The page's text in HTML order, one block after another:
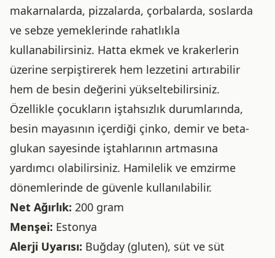
makarnalarda, pizzalarda, çorbalarda, soslarda
ve sebze yemeklerinde rahatlıkla
kullanabilirsiniz. Hatta ekmek ve krakerlerin
üzerine serpiştirerek hem lezzetini artırabilir
hem de besin değerini yükseltebilirsiniz.
Özellikle çocukların iştahsızlık durumlarında,
besin mayasının içerdiği çinko, demir ve beta-
glukan sayesinde iştahlarının artmasına
yardımcı olabilirsiniz. Hamilelik ve emzirme
dönemlerinde de güvenle kullanılabilir.
Net Ağırlık: 200 gram
Menşei: Estonya
Alerji Uyarısı: Buğday (gluten), süt ve süt